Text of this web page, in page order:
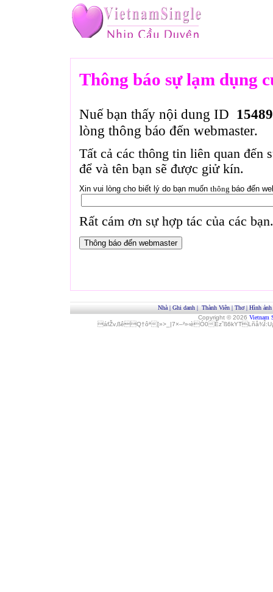
Thông báo sự lạm dụng
Nuế bạn thấy nội dung ID
lòng thông báo đến webmaster.
Tất cả các thông tin liên quan đến
để và tên bạn sẽ được giử kín.
Xin vui lòng cho biết lý do bạn muốn thông báo đến
Rất cám ơn sự hợp tác của các bạn.
Nhà | Ghi danh | Thành Viên | Thơ| Hình ảnh
Copyright © 2026 Vietnam
áfŽv‚ßêQ†ôª[»>_|7×–²»‹èÓ0